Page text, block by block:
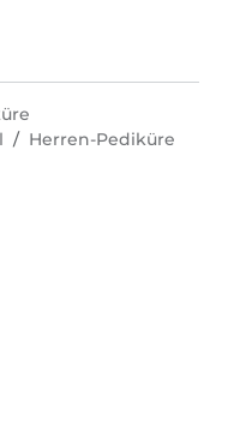
Herren-Pediküre